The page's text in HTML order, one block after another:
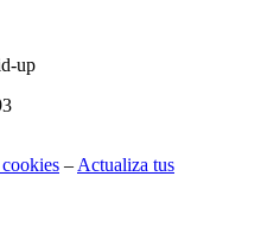
up
– Actualiza tus